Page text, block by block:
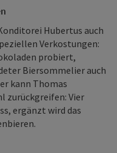
Hubertus auch
Verkostungen:
probiert,
Biersommelier auch
kann Thomas
zurückgreifen: Vier
ergänzt wird das